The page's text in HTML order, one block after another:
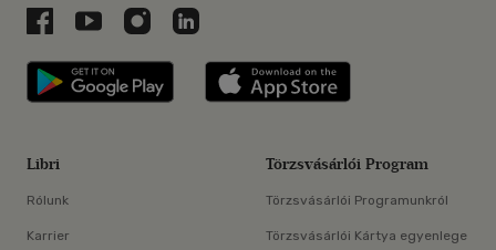
Libri a Facebookon
Libri a Youtube-on
Libri az Instagramon
Libri a LinkedInen
Libri applikáció Szerezd meg: Google
Libri
Rólunk
Karrier
Törzsvásárlói Program
Törzsvásárlói Programunkról
Törzsvásárlói Kártya egyenlege